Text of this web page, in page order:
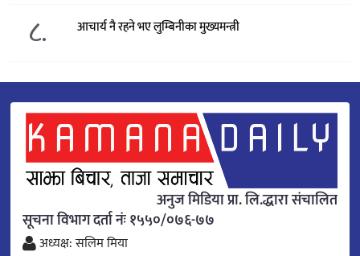
८. आचार्य नै रहने भए लुम्बिनीका मुख्यमन्त्री
अनुज मिडिया प्रा. लि.द्धारा संचालित
सूचना विभाग दर्ता नंः १५५०/०७६-७७
अध्यक्ष: सलिम मिया